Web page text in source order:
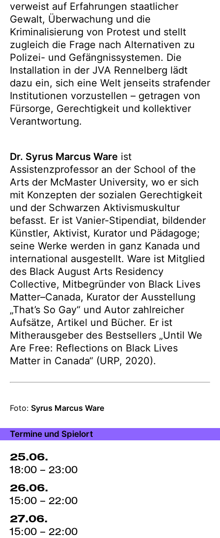
verweist auf Erfahrungen staatlicher
Gewalt, Überwachung und die
Kriminalisierung von Protest und stellt
zugleich die Frage nach Alternativen zu
Polizei- und Gefängnissystemen. Die
Installation in der JVA Rennelberg lädt
dazu ein, sich eine Welt jenseits strafender
Institutionen vorzustellen – getragen von
Fürsorge, Gerechtigkeit und kollektiver
Verantwortung.
Dr. Syrus Marcus Ware ist
Assistenzprofessor an der School of the
Arts der McMaster University, wo er sich
mit Konzepten der sozialen Gerechtigkeit
und der Schwarzen Aktivismuskultur
befasst. Er ist Vanier-Stipendiat, bildender
Künstler, Aktivist, Kurator und Pädagoge;
seine Werke werden in ganz Kanada und
international ausgestellt. Ware ist Mitglied
des Black August Arts Residency
Collective, Mitbegründer von Black Lives
Matter–Canada, Kurator der Ausstellung
„That’s So Gay“ und Autor zahlreicher
Aufsätze, Artikel und Bücher. Er ist
Mitherausgeber des Bestsellers „Until We
Are Free: Reflections on Black Lives
Matter in Canada“ (URP, 2020).
zur
Produktion
Foto: Syrus Marcus Ware
Termine und Spielort
25.06.
18:00 – 23:00
26.06.
15:00 – 22:00
27.06.
15:00 – 22:00